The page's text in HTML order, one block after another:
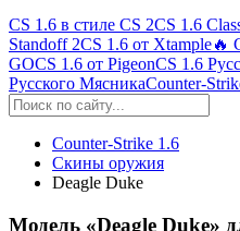
CS 1.6 в стиле CS 2CS 1.6
Standoff 2CS 1.6 от Xtample🔥
GOCS 1.6 от PigeonCS 1.6
Русского МясникаCounter-
Counter-Strike 1.6
Скины оружия
Deagle Duke
Модель «Deagle Duke»